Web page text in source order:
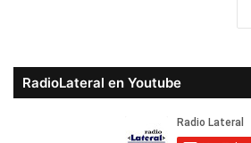
RadioLateral en Youtube